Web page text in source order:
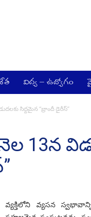
విద్య – ఉద్యోగం
సిద్దమైన “బ్రాందీ డైరీస్”
13న
వ్యక్తిలోని వ్యసన